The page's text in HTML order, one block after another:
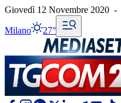
Giovedì 12 Novembre 2020 -
Milano 27°